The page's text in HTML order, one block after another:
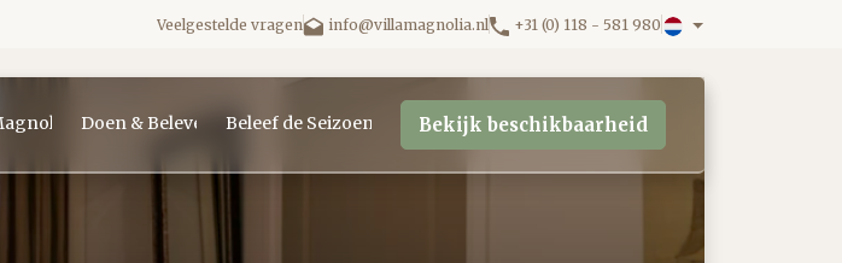
Veelgestelde vragen info@villamagnolia.nl +31 (0) 118 - 581 980
Doen & Beleven Beleef de Seizoenen Bekijk beschikbaarheid